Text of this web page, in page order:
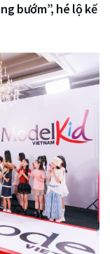
bướm”, hé lộ kế